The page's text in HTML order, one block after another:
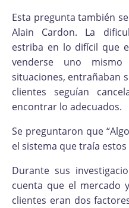
Esta pregunta también
Alain Cardon. La
estriba en lo difícil que
venderse uno
situaciones, entrañaban
clientes seguían
encontrar lo adecuados.
Se preguntaron que
el sistema que traía estos
Durante sus
cuenta que el mercado
clientes eran dos